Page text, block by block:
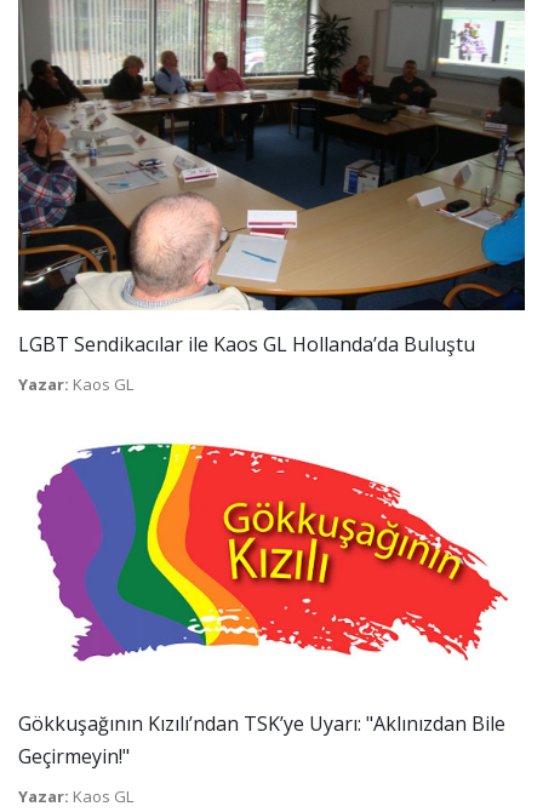
LGBT Sendikacılar ile Kaos GL Hollanda’da Buluştu
Yazar: Kaos GL
Gökkuşağının Kızılı’ndan TSK’ye Uyarı: "Aklınızdan Bile
Geçirmeyin!"
Yazar: Kaos GL